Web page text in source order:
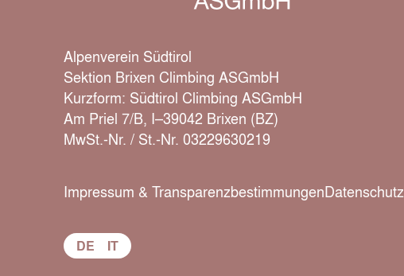
Alpenverein Südtirol
Sektion Brixen Climbing ASGmbH
Kurzform: Südtirol Climbing ASGmbH
Am Priel 7/B, I–39042 Brixen (BZ)
MwSt.-Nr. / St.-Nr. 03229630219
Impressum & TransparenzbestimmungenDatenschutz
DE IT